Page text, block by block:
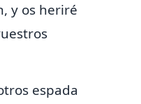
y os heriré
espada